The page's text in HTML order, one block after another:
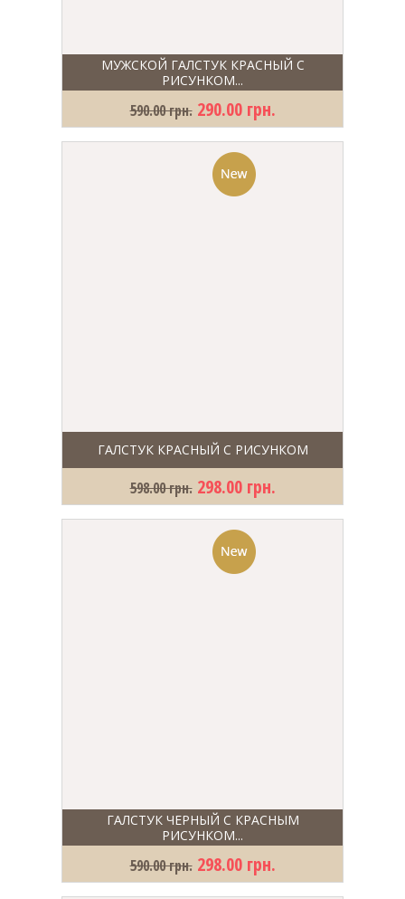
МУЖСКОЙ ГАЛСТУК КРАСНЫЙ С
РИСУНКОМ...
590.00 грн. 290.00 грн.
ГАЛСТУК КРАСНЫЙ С РИСУНКОМ
598.00 грн. 298.00 грн.
ГАЛСТУК ЧЕРНЫЙ С КРАСНЫМ
РИСУНКОМ...
590.00 грн. 298.00 грн.